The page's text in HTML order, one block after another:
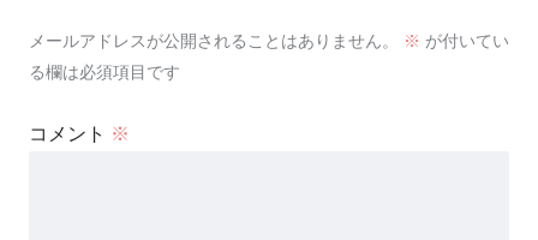
メールアドレスが公開されることはありません。 ※ が付いてい
る欄は必須項目です
コメント ※